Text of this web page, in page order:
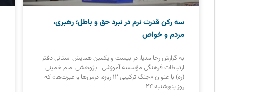
سه رکن قدرت نرم در نبرد حق و باطل؛ رهبری،
مردم و خواص
به گزارش رحا مدیا، در بیست و یکمین همایش استانی دفتر
ارتباطات فرهنگی مؤسسه آموزشی ـ پژوهشی امام خمینی
(ره) با عنوان «جنگ ترکیبی ۱۲ روزه؛ درس‌ها و عبرت‌ها» که
روز پنج‌شنبه ۲۴